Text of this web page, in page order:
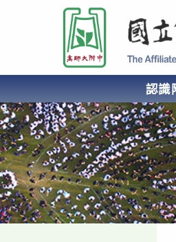
要
容
國立高雄師範大學附屬高級中學
認
AFFILIATED SENIOR HIGH